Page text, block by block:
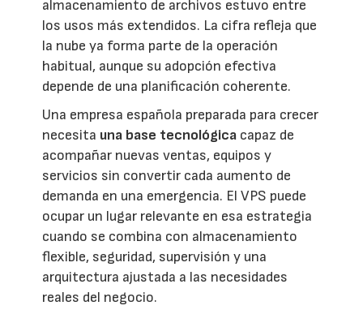
almacenamiento de archivos estuvo entre
los usos más extendidos. La cifra refleja que
la nube ya forma parte de la operación
habitual, aunque su adopción efectiva
depende de una planificación coherente.
Una empresa española preparada para crecer
necesita una base tecnológica capaz de
acompañar nuevas ventas, equipos y
servicios sin convertir cada aumento de
demanda en una emergencia. El VPS puede
ocupar un lugar relevante en esa estrategia
cuando se combina con almacenamiento
flexible, seguridad, supervisión y una
arquitectura ajustada a las necesidades
reales del negocio.